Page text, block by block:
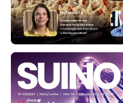
R$ 171,61
cx
Ovo Branco - Regional
Santa Maria do Jetibá (ES)
cx
Ovo Branco - Regional
Recife (PE)